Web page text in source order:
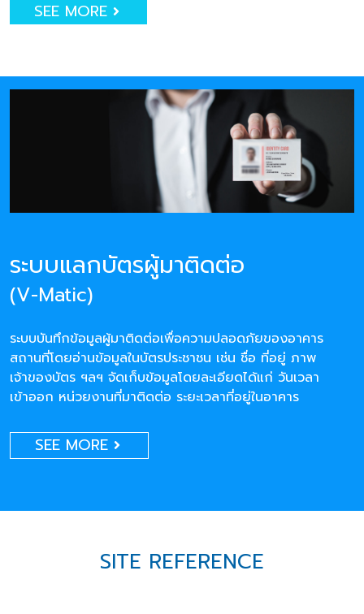
SEE MORE
ระบบแลกบัตรผู้มาติดต่อ
(V-Matic)
ระบบบันทึกข้อมูลผู้มาติดต่อเพื่อความปลอดภัยของอาคาร
สถานที่โดยอ่านข้อมูลในบัตรประชาชน เช่น ชื่อ ที่อยู่ ภาพ
เจ้าของบัตร ฯลฯ จัดเก็บข้อมูลโดยละเอียดได้แก่ วันเวลา
เข้าออก หน่วยงานที่มาติดต่อ ระยะเวลาที่อยู่ในอาคาร
SEE MORE
SITE REFERENCE